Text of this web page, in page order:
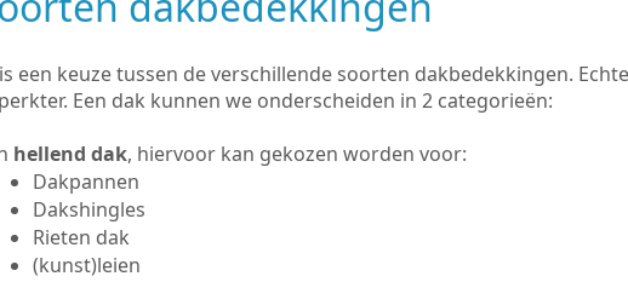
een keuze tussen de verschillende soorten dakbedekkingen.
Een dak kunnen we onderscheiden in 2 categorieën:
hellend dak, hiervoor kan gekozen worden voor:
Dakpannen
Dakshingles
Rieten dak
(kunst)leien